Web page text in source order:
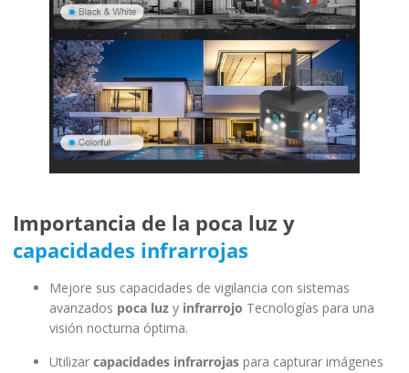
Importancia de la poca luz y
capacidades infrarrojas
Mejore sus capacidades de vigilancia con sistemas
avanzados poca luz y infrarrojo Tecnologías para una
visión nocturna óptima.
Utilizar capacidades infrarrojas para capturar imágenes